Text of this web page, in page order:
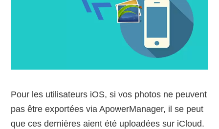
Pour les utilisateurs iOS, si vos photos ne peuvent
pas être exportées via ApowerManager, il se peut
que ces dernières aient été uploadées sur iCloud.